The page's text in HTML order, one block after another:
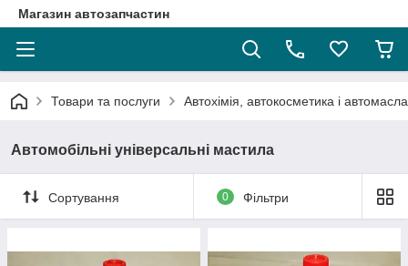
Магазин автозапчастин
Товари та послуги Автохімія, автокосметика і
Автомобільні універсальні мастила
Сортування 0 Фільтри